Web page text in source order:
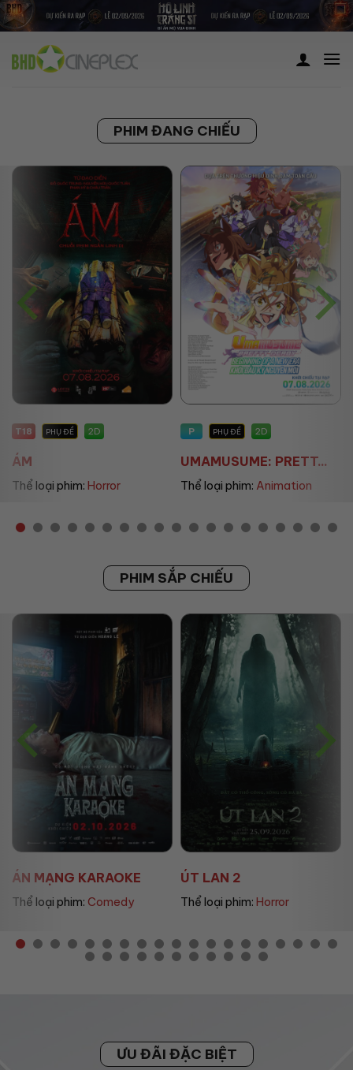
Skip
to
content
PHIM ĐANG CHIẾU
P PHỤ ĐỀ 2D
UMAMUSUME: PRETT...
Thể loại phim:Animation
P PHỤ ĐỀ/LỒNG TIẾNG
THE LAND OF SOME...
Thể loại phim:Animation
PHIM SẮP CHIẾU
ÚT LAN 2
Thể loại phim:Horror
MẸ MÌN
Thể loại phim:Drama
ƯU ĐÃI ĐẶC BIỆT